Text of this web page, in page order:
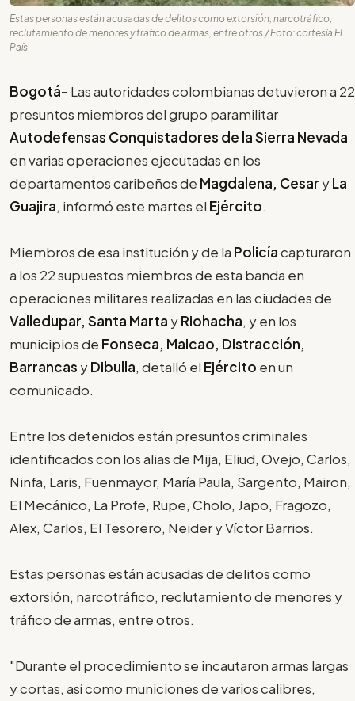
Estas personas están acusadas de delitos como extorsión, narcotráfico,
reclutamiento de menores y tráfico de armas, entre otros / Foto: cortesía El
País
Bogotá- Las autoridades colombianas detuvieron a 22
presuntos miembros del grupo paramilitar
Autodefensas Conquistadores de la Sierra Nevada
en varias operaciones ejecutadas en los
departamentos caribeños de Magdalena, Cesar yLa
Guajira, informó este martes el Ejército.
Miembros de esa institución y de la Policíacapturaron
a los 22 supuestos miembros de esta banda en
operaciones militares realizadas en las ciudades de
Valledupar, Santa Marta yRiohacha, y en los
municipios de Fonseca, Maicao, Distracción,
Barrancas yDibulla, detalló el Ejército en un
comunicado.
Entre los detenidos están presuntos criminales
identificados con los alias de Mija, Eliud, Ovejo, Carlos,
Ninfa, Laris, Fuenmayor, María Paula, Sargento, Mairon,
El Mecánico, La Profe, Rupe, Cholo, Japo, Fragozo,
Alex, Carlos, El Tesorero, Neider y Víctor Barrios.
Estas personas están acusadas de delitos como
extorsión, narcotráfico, reclutamiento de menores y
tráfico de armas, entre otros.
"Durante el procedimiento se incautaron armas largas
y cortas, así como municiones de varios calibres,